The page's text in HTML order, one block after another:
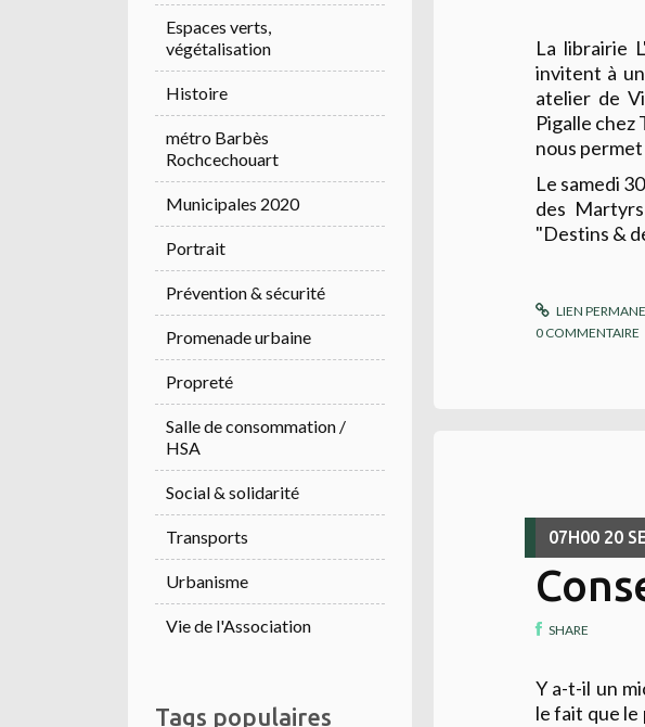
Espaces verts,
végétalisation
Histoire
métro Barbès
Rochcechouart
Municipales 2020
Portrait
Prévention & sécurité
Promenade urbaine
Propreté
Salle de consommation /
HSA
Social & solidarité
Transports
Urbanisme
Vie de l'Association
Tags populaires
La librairie
invitent à
atelier de
Pigalle
nous
Le samedi
des
"Destins &
LIEN
0 COMMENTAIRE
07H00 20
SHARE
Y a-t-il un
le fait que le